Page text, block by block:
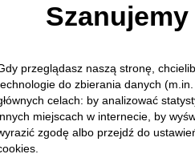
Kuchnia włoska Makarony
możemy Was zapewnić, że
przeglądasz naszą stronę,
do zbierania danych
celach: by analizować
miejscach w internecie, by
zgodę albo przejdź do